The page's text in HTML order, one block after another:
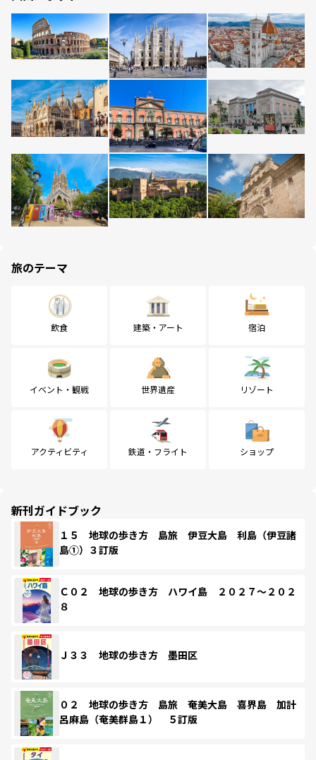
旅のテーマ
飲食 建築・アート 宿泊
イベント・観戦 世界遺産 リゾート
アクティビティ 鉄道・フライト ショップ
新刊ガイドブック
１５ 地球の歩き方 島旅 伊豆大島 利島（伊豆諸
島①）３訂版
Ｃ０２ 地球の歩き方 ハワイ島 ２０２７～２０２
８
Ｊ３３ 地球の歩き方 墨田区
０２ 地球の歩き方 島旅 奄美大島 喜界島 加計
呂麻島（奄美群島１） ５訂版